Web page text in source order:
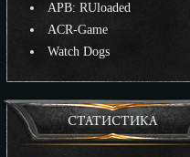
APB: RUloaded
ACR-Game
Watch Dogs
СТАТИСТИКА